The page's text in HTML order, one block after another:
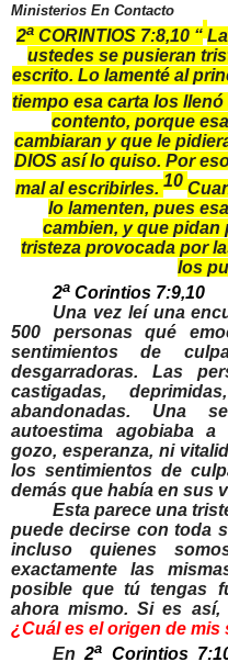
Ministerios En Contacto
2a CORINTIOS 7:8,10 “
ustedes se pusieran
escrito. Lo lamenté al
tiempo esa carta los llenó
contento, porque
cambiaran y que le
DIOS así lo quiso. Por
mal al escribirles. 10
lo lamenten, pues
cambien, y que pidan
tristeza provocada por
los
2aCorintios 7:9,10
Una vez leí una
500 personas qué
sentimientos de
desgarradoras. Las
castigadas,
abandonadas. Una
autoestima agobiaba
gozo, esperanza, ni
los sentimientos de
demás que había en sus
Esta parece una
puede decirse con toda
incluso quienes
exactamente las
posible que tú tengas
ahora mismo. Si es así,
¿Cuál es el origen de
En2a Corintios